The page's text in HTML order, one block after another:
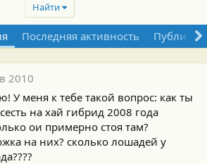
Найти
Последняя активность
2010
У меня к тебе такой вопрос: как ты
на хай гибрид 2008 года
ои примерно стоя там?
на них? сколько лошадей у